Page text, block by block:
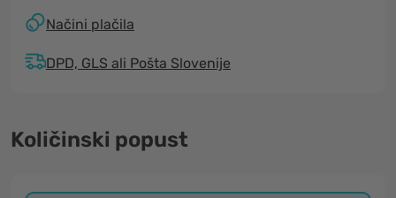
Načini plačila
DPD, GLS ali Pošta Slovenije
Količinski popust